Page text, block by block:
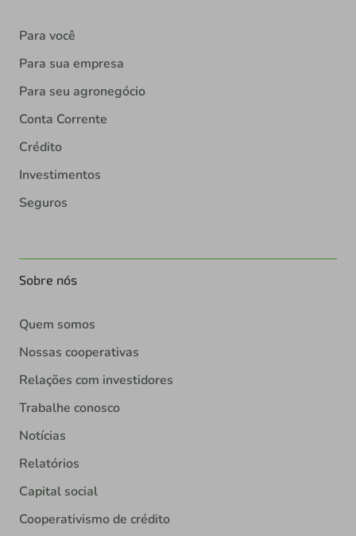
Para você
Para sua empresa
Para seu agronegócio
Conta Corrente
Crédito
Investimentos
Seguros
Sobre nós
Quem somos
Nossas cooperativas
Relações com investidores
Trabalhe conosco
Notícias
Relatórios
Capital social
Cooperativismo de crédito